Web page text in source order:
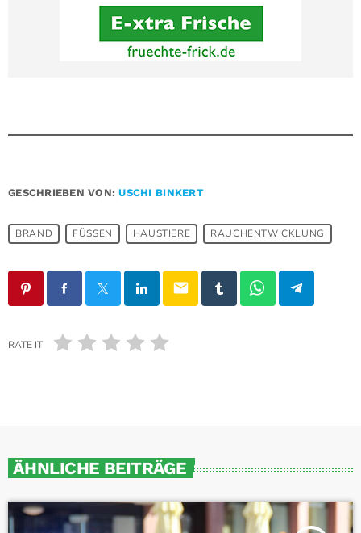
GESCHRIEBEN VON:USCHI BINKERT
BRAND FÜSSEN HAUSTIERE RAUCHENTWICKLUNG
email
RATE IT
ÄHNLICHE BEITRÄGE